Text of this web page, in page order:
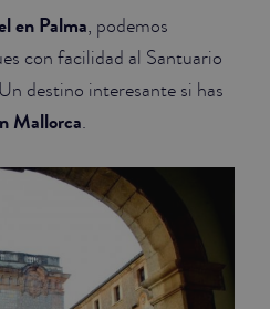
en Palma, podemos
con facilidad al Santuario
destino interesante si has
Mallorca.